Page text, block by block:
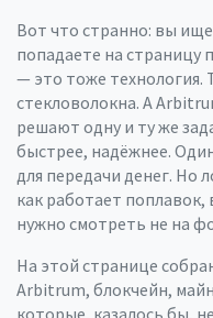
Вот что странно: вы
попадаете на страницу
— это тоже технология.
стекловолокна. А
решают одну и ту же
быстрее, надёжнее.
для передачи денег. Но
как работает
нужно смотреть не на
На этой странице
Arbitrum, блокчейн,
которые, казалось бы,